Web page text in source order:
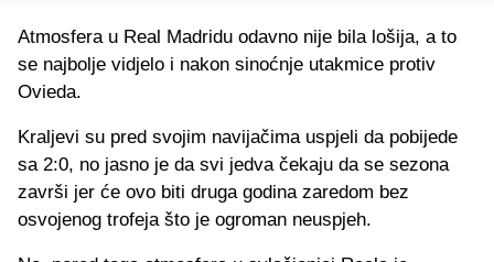
Atmosfera u Real Madridu odavno nije bila lošija, a to
se najbolje vidjelo i nakon sinoćnje utakmice protiv
Ovieda.
Kraljevi su pred svojim navijačima uspjeli da pobijede
sa 2:0, no jasno je da svi jedva čekaju da se sezona
završi jer će ovo biti druga godina zaredom bez
osvojenog trofeja što je ogroman neuspjeh.